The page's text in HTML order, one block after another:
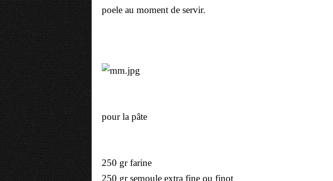
poele au moment de servir.
pour la pâte
250 gr farine
250 gr semoule extra fine ou finot